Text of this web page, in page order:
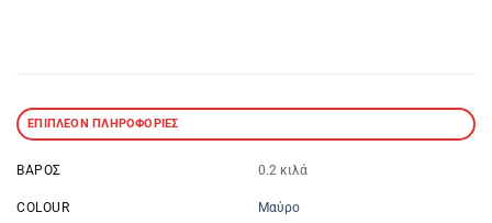
ΕΠΙΠΛΈΟΝ ΠΛΗΡΟΦΟΡΊΕΣ
ΒΆΡΟΣ 0.2 κιλά
COLOUR Μαύρο